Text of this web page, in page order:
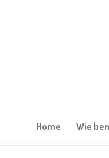
Home Wie